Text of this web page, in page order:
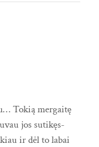
Tokią mergaitę
jos sutikęs-
ir dėl to labai